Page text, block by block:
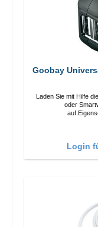
Goobay
Laden Sie mit Hilfe
oder
Login